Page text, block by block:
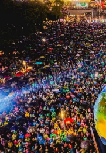
Estudiantes
recibirán paquetes
DON'T MISS
Prisión para varios
feminicidio agravado